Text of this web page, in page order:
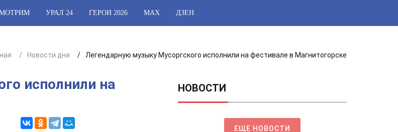
УРАЛ 24 ГЕРОИ 2026 МАХ ДЗЕН
Новости дня Легендарную музыку Мусоргского исполнили на фестивале в Магнитогорске
исполнили на
НОВОСТИ
ЕЩЕ НОВОСТИ